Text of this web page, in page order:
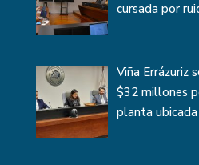
cursada por
Viña Errázuriz
$32 millones
planta ubicada